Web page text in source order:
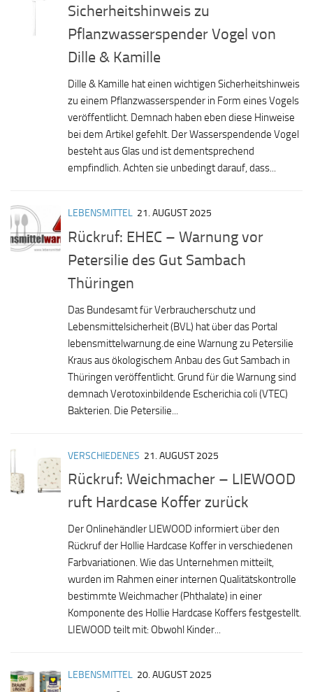
Sicherheitshinweis zu
Pflanzwasserspender Vogel von
Dille & Kamille
Dille & Kamille hat einen wichtigen Sicherheitshinweis
zu einem Pflanzwasserspender in Form eines Vogels
veröffentlicht. Demnach haben eben diese Hinweise
bei dem Artikel gefehlt. Der Wasserspendende Vogel
besteht aus Glas und ist dementsprechend
empfindlich. Achten sie unbedingt darauf, dass...
LEBENSMITTEL 21. AUGUST 2025
Rückruf: EHEC – Warnung vor
Petersilie des Gut Sambach
Thüringen
Das Bundesamt für Verbraucherschutz und
Lebensmittelsicherheit (BVL) hat über das Portal
lebensmittelwarnung.de eine Warnung zu Petersilie
Kraus aus ökologischem Anbau des Gut Sambach in
Thüringen veröffentlicht. Grund für die Warnung sind
demnach Verotoxinbildende Escherichia coli (VTEC)
Bakterien. Die Petersilie...
VERSCHIEDENES 21. AUGUST 2025
Rückruf: Weichmacher – LIEWOOD
ruft Hardcase Koffer zurück
Der Onlinehändler LIEWOOD informiert über den
Rückruf der Hollie Hardcase Koffer in verschiedenen
Farbvariationen. Wie das Unternehmen mitteilt,
wurden im Rahmen einer internen Qualitätskontrolle
bestimmte Weichmacher (Phthalate) in einer
Komponente des Hollie Hardcase Koffers festgestellt.
LIEWOOD teilt mit: Obwohl Kinder...
LEBENSMITTEL 20. AUGUST 2025